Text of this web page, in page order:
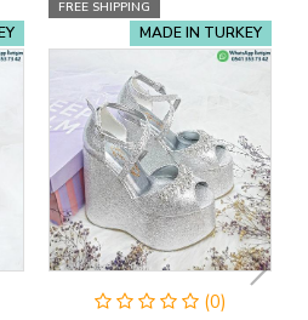
FREE SHIPPING
MADE IN TURKEY
(0)